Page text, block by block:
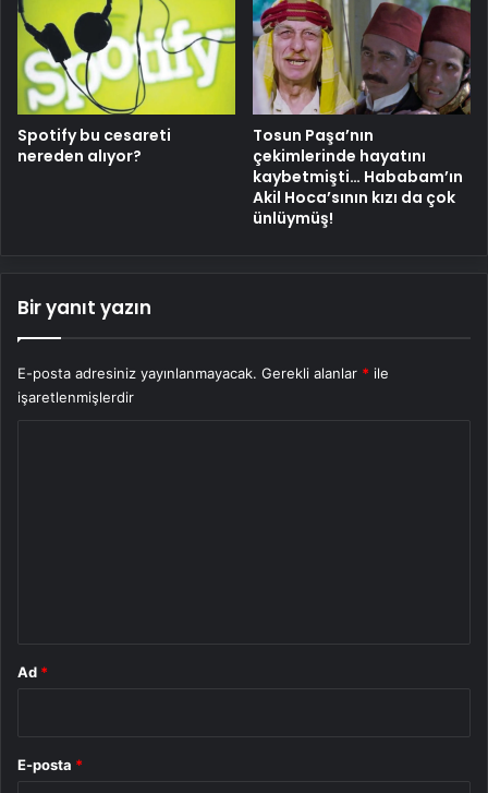
Spotify bu cesareti
nereden alıyor?
Tosun Paşa’nın
çekimlerinde hayatını
kaybetmişti… Hababam’ın
Akil Hoca’sının kızı da çok
ünlüymüş!
Bir yanıt yazın
E-posta adresiniz yayınlanmayacak. Gerekli alanlar * ile
işaretlenmişlerdir
Ad *
E-posta *